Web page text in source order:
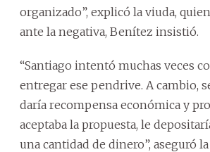
organizado”, explicó la viuda,
ante la negativa, Benítez insistió.
“Santiago intentó muchas veces
entregar ese pendrive. A cambio,
daría recompensa económica y
aceptaba la propuesta, le
una cantidad de dinero”, aseguró